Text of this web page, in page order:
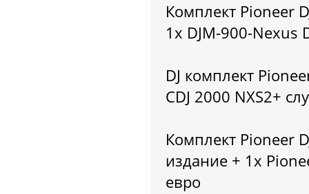
Комплект Pioneer
1x DJM-900-Nexus
DJ комплект
CDJ 2000 NXS2+
Комплект Pioneer
издание + 1x
евро